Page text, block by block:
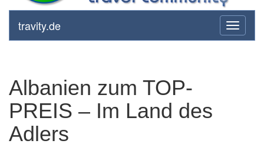
toggle
travity.de
Land des Adlers
Albanien zum TOP-
PREIS – Im Land des
Adlers